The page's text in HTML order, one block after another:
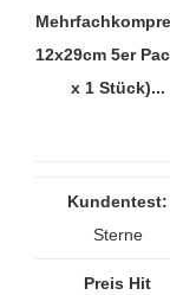
12x29cm 5er
x 1 Stück)...
Kundentest:
Sterne
Preis Hit